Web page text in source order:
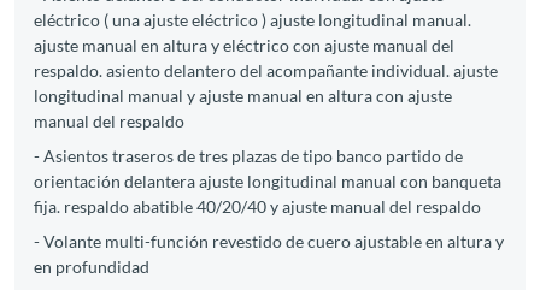
eléctrico ( una ajuste eléctrico ) ajuste longitudinal manual.
ajuste manual en altura y eléctrico con ajuste manual del
respaldo. asiento delantero del acompañante individual. ajuste
longitudinal manual y ajuste manual en altura con ajuste
manual del respaldo
- Asientos traseros de tres plazas de tipo banco partido de
orientación delantera ajuste longitudinal manual con banqueta
fija. respaldo abatible 40/20/40 y ajuste manual del respaldo
- Volante multi-función revestido de cuero ajustable en altura y
en profundidad